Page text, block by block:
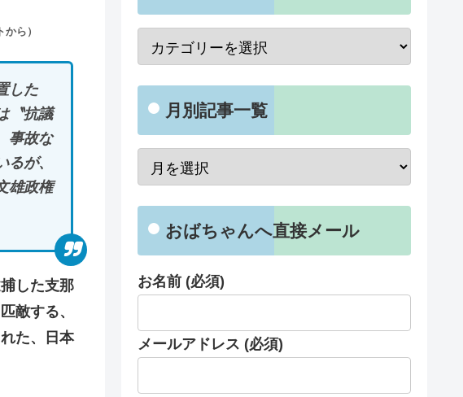
ら）
した
〝抗議
事故な
が、
雄政権
した支那
敵する、
た、日本
月別記事一覧
おばちゃんへ直接メール
お名前 (必須)
メールアドレス (必須)